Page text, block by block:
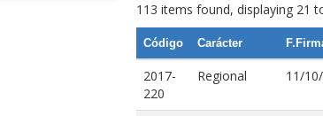
113 items found, displaying 21
Código Carácter
2017-
220
Regional 11/